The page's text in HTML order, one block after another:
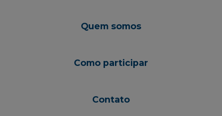
Quem somos
Como participar
Contato